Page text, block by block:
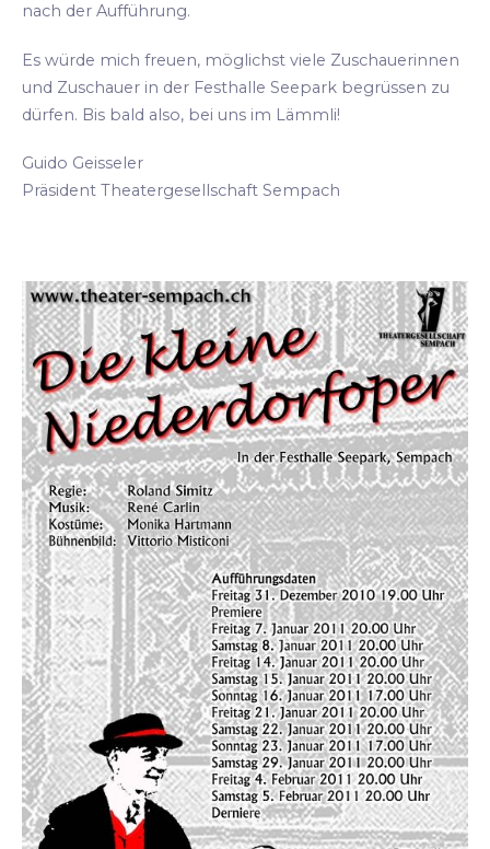
nach der Aufführung.
Es würde mich freuen, möglichst viele Zuschauerinnen
und Zuschauer in der Festhalle Seepark begrüssen zu
dürfen. Bis bald also, bei uns im Lämmli!
Guido Geisseler
Präsident Theatergesellschaft Sempach